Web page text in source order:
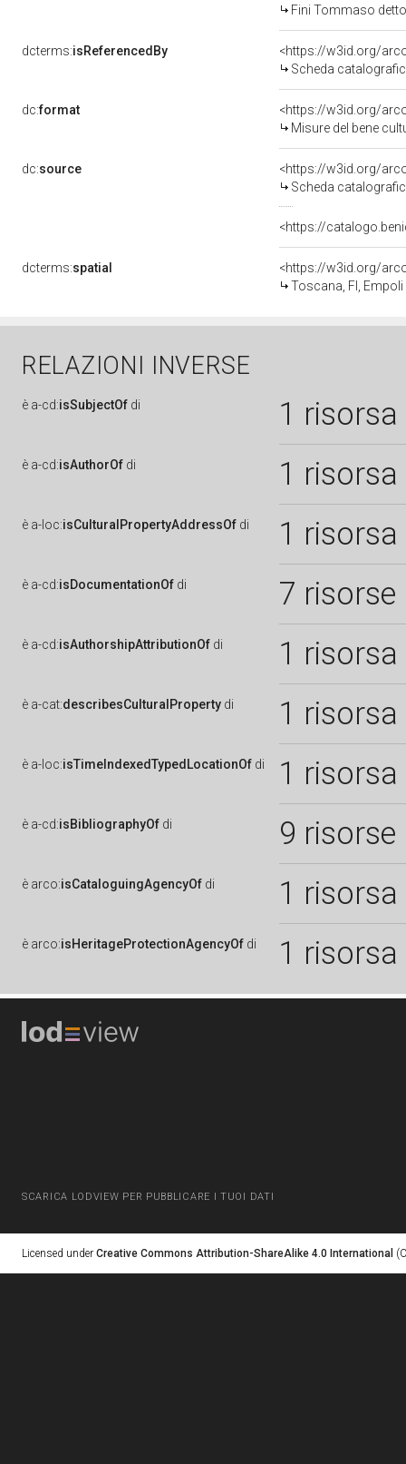
Fini Tommaso
dcterms:isReferencedBy
<https://w3id.org/
Scheda
dc:format
<https://w3id.org/
Misure del bene
dc:source
<https://w3id.org/
Scheda
<https://
dcterms:spatial
<https://w3id.org/
Toscana, FI, Empoli
RELAZIONI INVERSE
è a-cd:isSubjectOf di 1 risorsa
è a-cd:isAuthorOf di 1 risorsa
è a-loc:isCulturalPropertyAddressOf di 1 risorsa
è a-cd:isDocumentationOf di 7 risorse
è a-cd:isAuthorshipAttributionOf di 1 risorsa
è a-cat:describesCulturalProperty di 1 risorsa
è a-loc:isTimeIndexedTypedLocationOf di 1 risorsa
è a-cd:isBibliographyOf di 9 risorse
è arco:isCataloguingAgencyOf di 1 risorsa
è arco:isHeritageProtectionAgencyOf di 1 risorsa
SCARICA LODVIEW PER PUBBLICARE I TUOI DATI
Licensed under Creative Commons Attribution-ShareAlike 4.0 International